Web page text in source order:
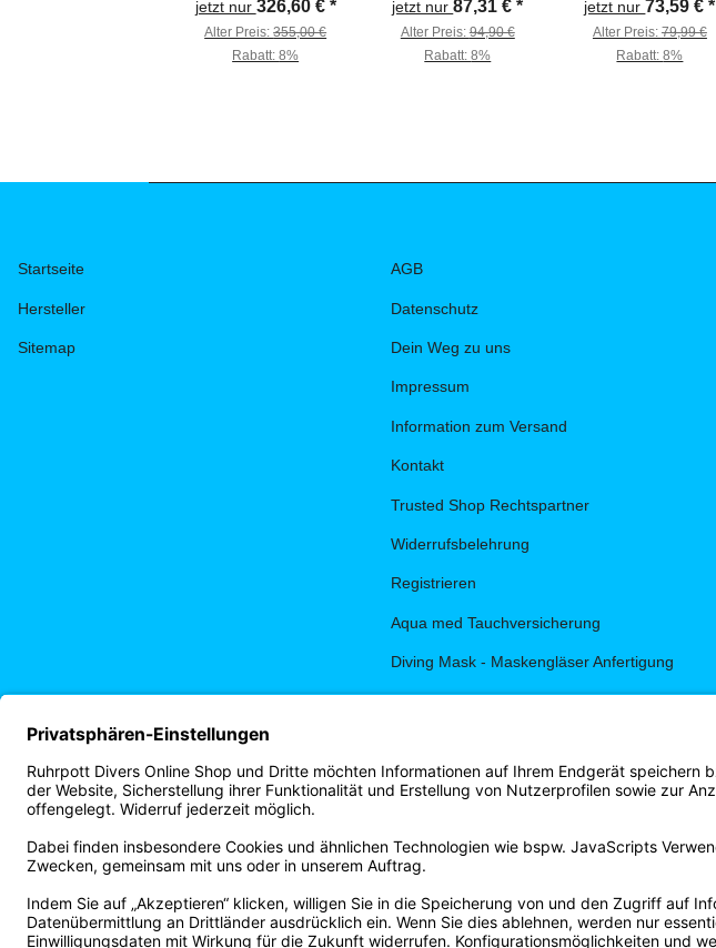
HR
jetzt nur 326,60 € *
Alter Preis:355,00 €
Rabatt:8%
jetzt nur87,31 €*
Alter Preis:94,90 €
Rabatt:8%
Sohle und
Reißverschluss
jetzt nur73,59 €*
Alter Preis: 79,99 €
Rabatt:8%
Startseite
Hersteller
Sitemap
AGB
Datenschutz
Dein Weg zu uns
Impressum
Information zum Versand
Kontakt
Trusted Shop Rechtspartner
Widerrufsbelehrung
Registrieren
Aqua med Tauchversicherung
Diving Mask - Maskengläser Anfertigung
PADI eLearning
Ruhrpott Divers Shirt Shop
Vertrag widerrufen